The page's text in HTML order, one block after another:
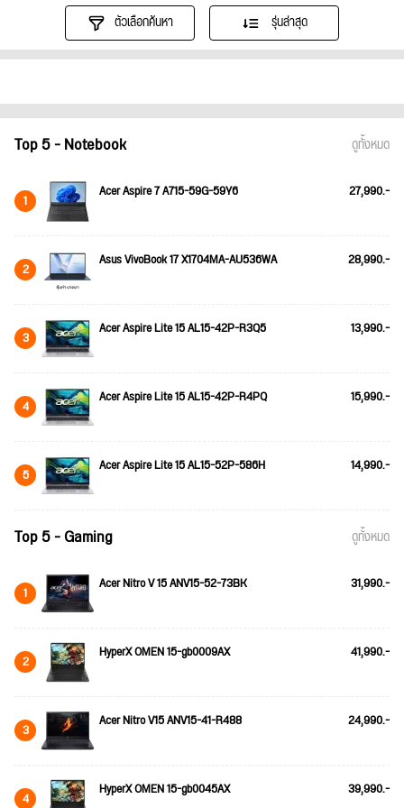
ตัวเลือกค้นหา รุ่นล่าสุด
Top 5 - Notebook ดูทั้งหมด
1 Acer Aspire 7 A715-59G-59Y6 27,990.-
2 Asus VivoBook 17 X1704MA-AU536WA 28,990.-
3 Acer Aspire Lite 15 AL15-42P-R3Q5 13,990.-
4 Acer Aspire Lite 15 AL15-42P-R4PQ 15,990.-
5 Acer Aspire Lite 15 AL15-52P-586H 14,990.-
Top 5 - Gaming ดูทั้งหมด
1 Acer Nitro V 15 ANV15-52-73BK 31,990.-
2 HyperX OMEN 15-gb0009AX 41,990.-
3 Acer Nitro V15 ANV15-41-R488 24,990.-
4 HyperX OMEN 15-gb0045AX 39,990.-